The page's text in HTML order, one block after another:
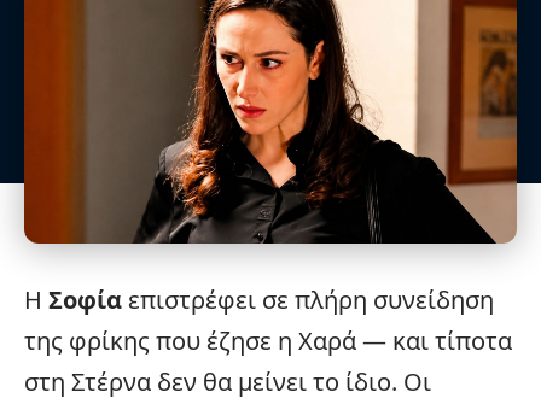
Η Σοφία επιστρέφει σε πλήρη συνείδηση
της φρίκης που έζησε η Χαρά — και τίποτα
στη Στέρνα δεν θα μείνει το ίδιο. Οι